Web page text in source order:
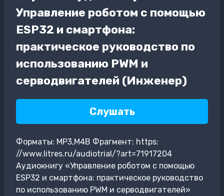
Управление роботом с помощью
ESP32 и смартфона:
практическое руководство по
использованию PWM и
серводвигателей (Инженер)
Слушать
Форматы: MP3,M4B Фрагмент: https:
//www.litres.ru/audiotrial/?art=71917204
Аудиокнигу «Управление роботом с помощью
ESP32 и смартфона: практическое руководство
по использованию PWM и серводвигателей»